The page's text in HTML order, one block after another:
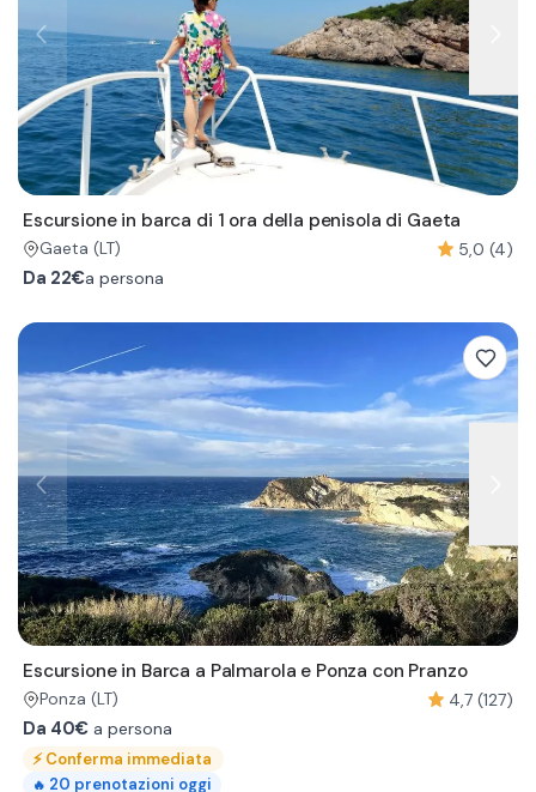
Escursione in barca di 1 ora della penisola di Gaeta
Gaeta (LT)
5,0 (4)
Da 22€a persona
Escursione in Barca a Palmarola e Ponza con Pranzo
Ponza (LT)
4,7 (127)
Da 40€ a persona
⚡Conferma immediata
🔥 20 prenotazioni oggi